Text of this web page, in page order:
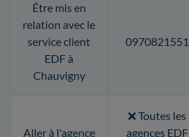
Être mis en
relation avec le
service client
EDF à
Chauvigny
0970821551
Aller à l'agence
❌ Toutes les
agences EDF